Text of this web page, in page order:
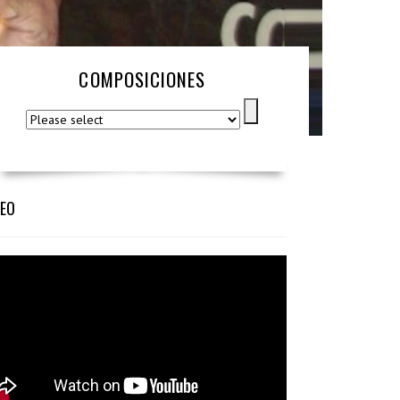
COMPOSICIONES